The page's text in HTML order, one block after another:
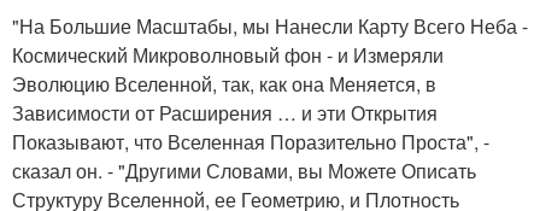
"На Большие Масштабы, мы Нанесли Карту Всего Неба -
Космический Микроволновый фон - и Измеряли
Эволюцию Вселенной, так, как она Меняется, в
Зависимости от Расширения … и эти Открытия
Показывают, что Вселенная Поразительно Проста", -
сказал он. - "Другими Словами, вы Можете Описать
Структуру Вселенной, ее Геометрию, и Плотность